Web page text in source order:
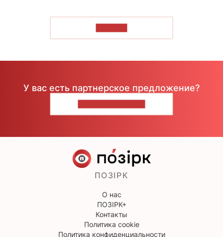
У вас есть партнерское предложение?
ПОЗІРК
О нас
ПОЗІРК+
Контакты
Политика cookie
Политика конфиденциальности